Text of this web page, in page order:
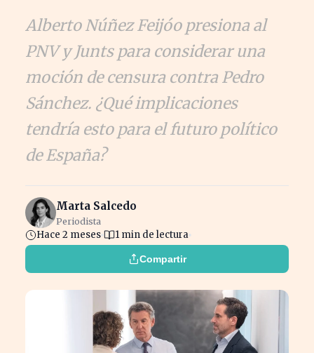
Alberto Núñez Feijóo presiona al
PNV y Junts para considerar una
moción de censura contra Pedro
Sánchez. ¿Qué implicaciones
tendría esto para el futuro político
de España?
Marta Salcedo
Periodista
Hace 2 meses 1 min de lectura
Compartir